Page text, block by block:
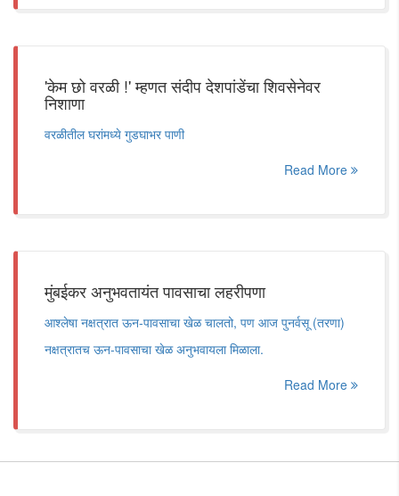
'केम छो वरळी !' म्हणत संदीप देशपांडेंचा शिवसेनेवर
निशाणा
वरळीतील घरांमध्ये गुडघाभर पाणी
Read More
मुंबईकर अनुभवतायंत पावसाचा लहरीपणा
आश्लेषा नक्षत्रात ऊन-पावसाचा खेळ चालतो, पण आज पुनर्वसू (तरणा)
नक्षत्रातच ऊन-पावसाचा खेळ अनुभवायला मिळाला.
Read More